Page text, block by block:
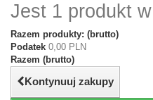
Jest 1 produkt
Razem produkty: (brutto)
Podatek 0,00 PLN
Razem (brutto)
Kontynuuj zakupy